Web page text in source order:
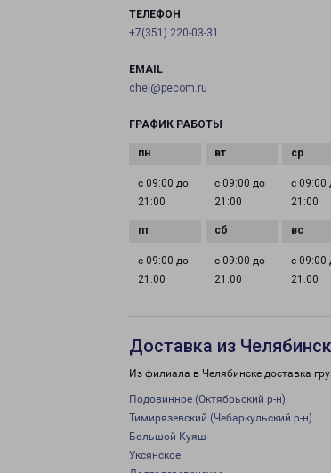
ТЕЛЕФОН
+7(351) 220-03-31
EMAIL
chel@pecom.ru
ГРАФИК РАБОТЫ
с 09:00 до
21:00
с 09:00 до
21:00
с 09:00
21:00
с 09:00 до
21:00
с 09:00 до
21:00
с 09:00
21:00
Доставка из
Из филиала в Челябинске доставка
Подовинное (Октябрьский р-н)
Тимирязевский (Чебаркульский р-н)
Большой Куяш
Уксянское